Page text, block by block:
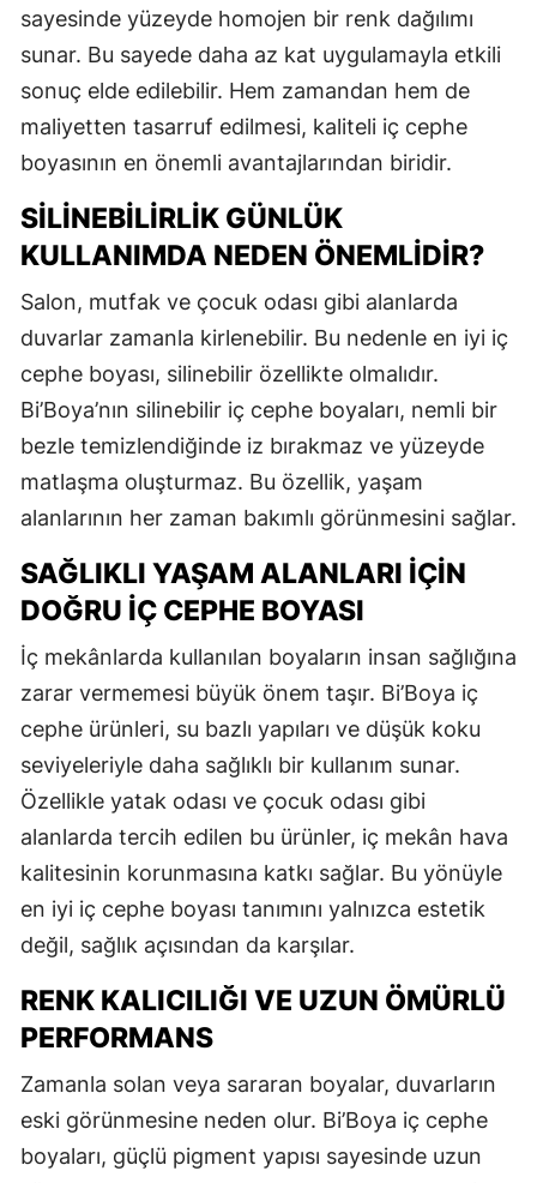
sayesinde yüzeyde homojen bir renk dağılımı
sunar. Bu sayede daha az kat uygulamayla etkili
sonuç elde edilebilir. Hem zamandan hem de
maliyetten tasarruf edilmesi, kaliteli iç cephe
boyasının en önemli avantajlarından biridir.
SILINEBILIRLIK GÜNLÜK
KULLANIMDA NEDEN ÖNEMLIDIR?
Salon, mutfak ve çocuk odası gibi alanlarda
duvarlar zamanla kirlenebilir. Bu nedenle en iyi iç
cephe boyası, silinebilir özellikte olmalıdır.
Bi’Boya’nın silinebilir iç cephe boyaları, nemli bir
bezle temizlendiğinde iz bırakmaz ve yüzeyde
matlaşma oluşturmaz. Bu özellik, yaşam
alanlarının her zaman bakımlı görünmesini sağlar.
SAĞLIKLI YAŞAM ALANLARI İÇIN
DOĞRU İÇ CEPHE BOYASI
İç mekânlarda kullanılan boyaların insan sağlığına
zarar vermemesi büyük önem taşır. Bi’Boya iç
cephe ürünleri, su bazlı yapıları ve düşük koku
seviyeleriyle daha sağlıklı bir kullanım sunar.
Özellikle yatak odası ve çocuk odası gibi
alanlarda tercih edilen bu ürünler, iç mekân hava
kalitesinin korunmasına katkı sağlar. Bu yönüyle
en iyi iç cephe boyası tanımını yalnızca estetik
değil, sağlık açısından da karşılar.
RENK KALICILIĞI VE UZUN ÖMÜRLÜ
PERFORMANS
Zamanla solan veya sararan boyalar, duvarların
eski görünmesine neden olur. Bi’Boya iç cephe
boyaları, güçlü pigment yapısı sayesinde uzun